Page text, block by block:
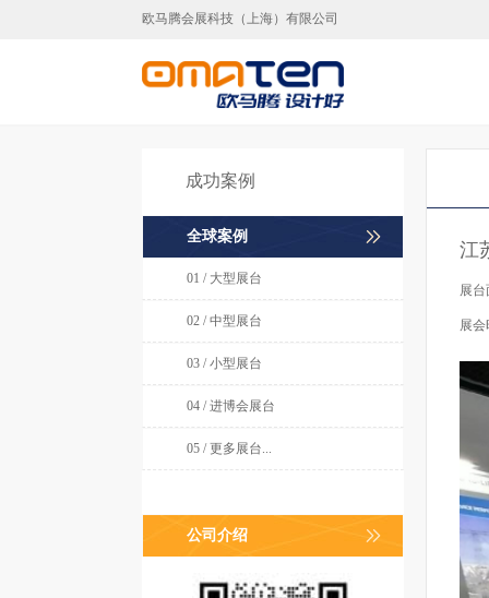
欧马腾会展科技（上海）有限公司
成功案例
全球案例
01 / 大型展台
02 / 中型展台
03 / 小型展台
04 / 进博会展台
05 / 更多展台...
公司介绍
江
展台
展会